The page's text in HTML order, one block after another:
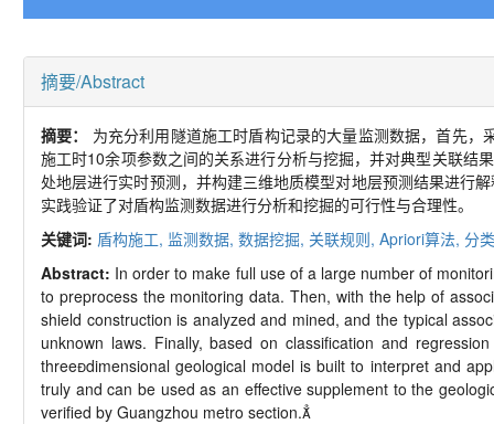
摘要/Abstract
摘要： 为充分利用隧道施工时盾构记录的大量监测数据，首先
施工时10余项参数之间的关系进行分析与挖掘，并对典型关联结
处地层进行实时预测，并构建三维地质模型对地层预测结果进行
实践验证了对盾构监测数据进行分析和挖掘的可行性与合理性。
关键词: 盾构施工, 监测数据, 数据挖掘, 关联规则, Apriori算法, 分
Abstract: In order to make full use of a large number of
to preprocess the monitoring data. Then, with the help of
shield construction is analyzed and mined, and the typical
unknown laws. Finally, based on classification and
threedimensional geological model is built to interpret and
truly and can be used as an effective supplement to the
verified by Guangzhou metro section.